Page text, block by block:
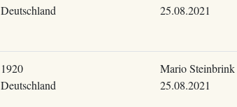
Deutschland
25.08.2021
1920
Deutschland
Mario Steinbrink
25.08.2021